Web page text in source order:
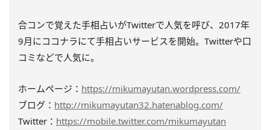
合コンで覚えた手相占いがTwitterで人気を呼び、2017年
9月にココナラにて手相占いサービスを開始。Twitterや口
コミなどで人気に。
ホームページ： https://mikumayutan.wordpress.com/
ブログ： http://mikumayutan32.hatenablog.com/
Twitter： https://mobile.twitter.com/mikumayutan